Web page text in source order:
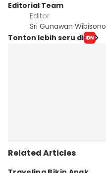
Editorial Team
Editor
Sri Gunawan Wibisono
Tonton lebih seru di
Related Articles